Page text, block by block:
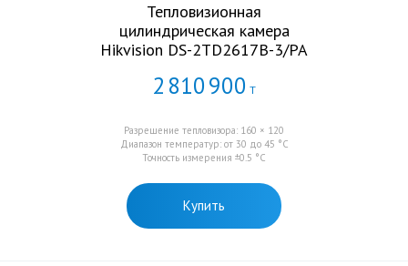
Тепловизионная
цилиндрическая камера
Hikvision DS-2TD2617B-3/PA
2 810900 Т
Разрешение тепловизора: 160 × 120
Диапазон температур: от 30 до 45 °C
Точность измерения ±0.5 °C
Купить